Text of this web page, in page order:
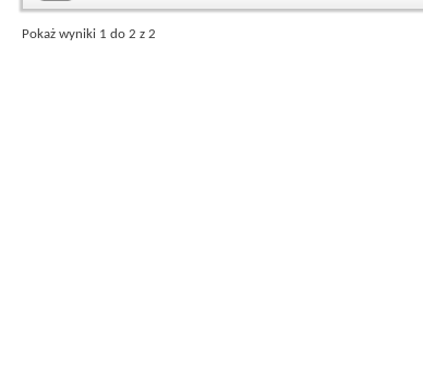
Pokaż wyniki 1 do 2 z 2